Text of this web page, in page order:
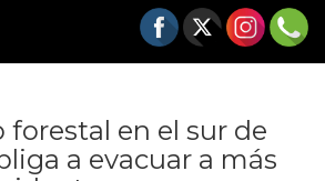
forestal en el sur de
a evacuar a más